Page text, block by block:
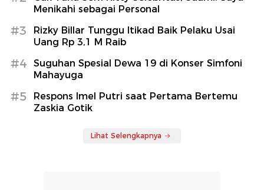
Menikahi sebagai Personal
#3
Rizky Billar Tunggu Itikad Baik Pelaku Usai
Uang Rp 3,1 M Raib
#4
Suguhan Spesial Dewa 19 di Konser Simfoni
Mahayuga
#5
Respons Imel Putri saat Pertama Bertemu
Zaskia Gotik
Lihat Selengkapnya